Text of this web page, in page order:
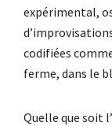
expérimental,
codifiées
ferme, dans le
Quelle que soit